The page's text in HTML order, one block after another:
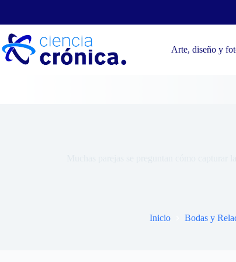
contenido
Arte, diseño y
Inicio Bodas y